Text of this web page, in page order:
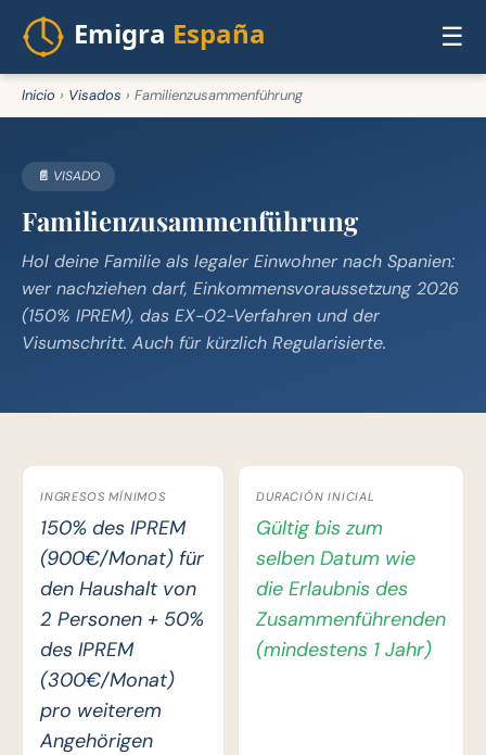
☰
Inicio › Visados › Familienzusammenführung
📄 VISADO
Familienzusammenführung
Hol deine Familie als legaler Einwohner nach Spanien:
wer nachziehen darf, Einkommensvoraussetzung 2026
(150% IPREM), das EX-02-Verfahren und der
Visumschritt. Auch für kürzlich Regularisierte.
INGRESOS MÍNIMOS
150% des IPREM
(900€/Monat) für
den Haushalt von
2 Personen + 50%
des IPREM
(300€/Monat)
pro weiterem
Angehörigen
DURACIÓN INICIAL
Gültig bis zum
selben Datum wie
die Erlaubnis des
Zusammenführenden
(mindestens 1 Jahr)